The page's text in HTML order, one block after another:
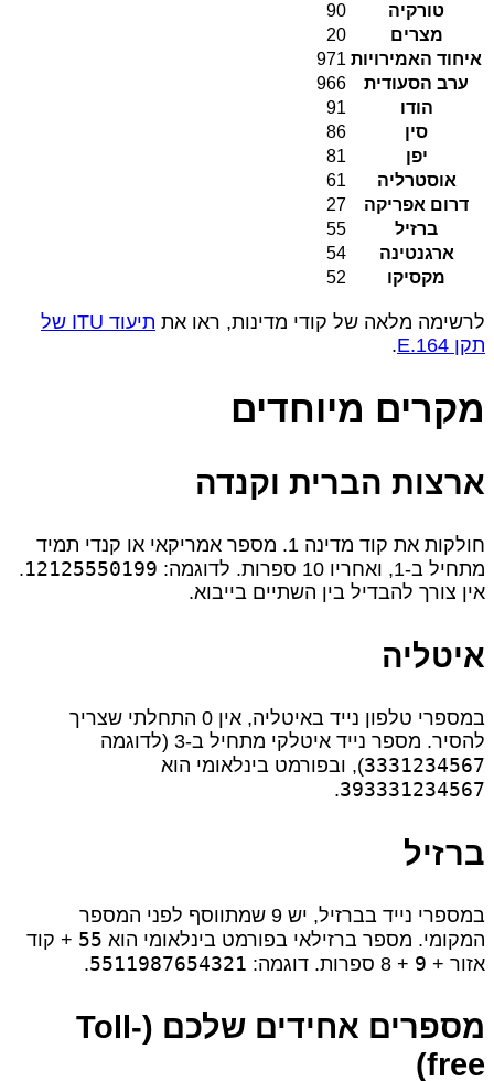
טורקיה
90
מצרים
20
איחוד האמירויות 971
ערב הסעודית
966
הודו
91
סין
86
יפן
81
אוסטרליה
61
דרום אפריקה
27
ברזיל
55
ארגנטינה
54
מקסיקו
52
לרשימה מלאה של קודי מדינות, ראו את
תיעוד ITU של
תקן E.164
.
מקרים מיוחדים
ארצות הברית וקנדה
חולקות את קוד מדינה 1. מספר אמריקאי או קנדי תמיד
מתחיל ב‑1, ואחריו 10 ספרות. לדוגמה:
12125550199
.
אין צורך להבדיל בין השתיים בייבוא.
איטליה
במספרי טלפון נייד באיטליה, אין 0 התחלתי שצריך
להסיר. מספר נייד איטלקי מתחיל ב‑3 (לדוגמה
3331234567), ובפורמט בינלאומי הוא
393331234567
.
ברזיל
במספרי נייד בברזיל, יש 9 שמתווסף לפני המספר
המקומי. מספר ברזילאי בפורמט בינלאומי הוא 55 + קוד
אזור + 9 + 8 ספרות. דוגמה: 5511987654321
.
מספרים אחידים שלכם (Toll-
free)